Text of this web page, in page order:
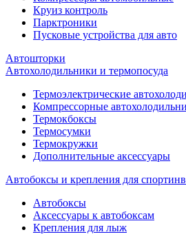
Круиз контроль
Парктроники
Пусковые устройства для авто
Автошторки
Автохолодильники и термопосуда
Термоэлектрические
Компрессорные
Термокбоксы
Термосумки
Термокружки
Дополнительные аксессуары
Автобоксы и крепления для
Автобоксы
Аксессуары к автобоксам
Крепления для лыж